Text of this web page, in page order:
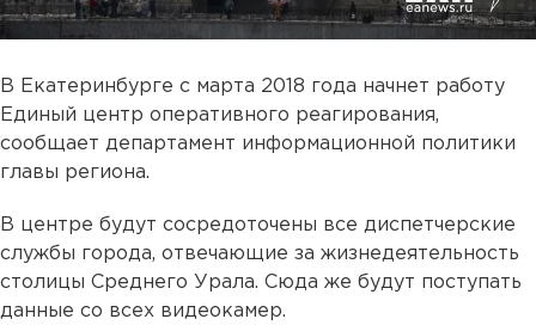
В Екатеринбурге с марта 2018 года начнет работу
Единый центр оперативного реагирования,
сообщает департамент информационной политики
главы региона.
В центре будут сосредоточены все диспетчерские
службы города, отвечающие за жизнедеятельность
столицы Среднего Урала. Сюда же будут поступать
данные со всех видеокамер.